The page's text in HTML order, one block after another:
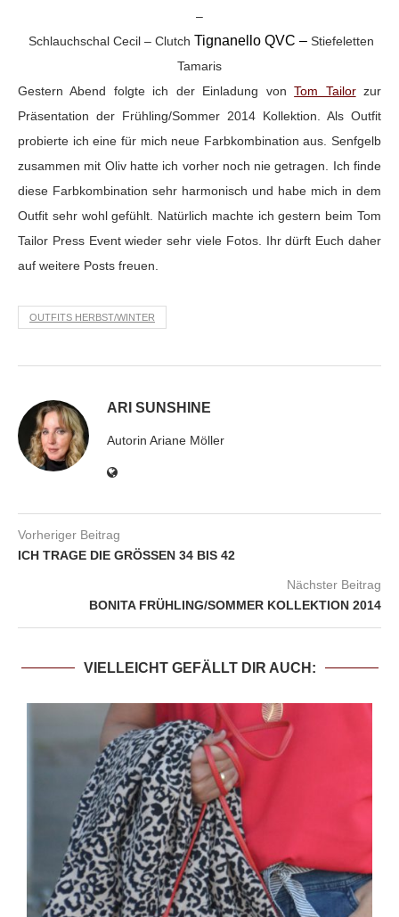
–
Schlauchschal Cecil – Clutch Tignanello QVC – Stiefeletten
Tamaris
Gestern Abend folgte ich der Einladung vonTom Tailorzur
Präsentation der Frühling/Sommer 2014 Kollektion. Als Outfit
probierte ich eine für mich neue Farbkombination aus. Senfgelb
zusammen mit Oliv hatte ich vorher noch nie getragen. Ich finde
diese Farbkombination sehr harmonisch und habe mich in dem
Outfit sehr wohl gefühlt. Natürlich machte ich gestern beim Tom
Tailor Press Event wieder sehr viele Fotos. Ihr dürft Euch daher
auf weitere Posts freuen.
OUTFITS HERBST/WINTER
ARI SUNSHINE
Autorin Ariane Möller
Vorheriger Beitrag
ICH TRAGE DIE GRÖSSEN 34 BIS 42
Nächster Beitrag
BONITA FRÜHLING/SOMMER KOLLEKTION 2014
VIELLEICHT GEFÄLLT DIR AUCH: